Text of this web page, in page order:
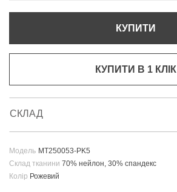
КУПИТИ
КУПИТИ В 1 КЛIК
СКЛАД
Модель MT250053-PK5
Склад тканини 70% нейлон, 30% спандекс
Колір Рожевий